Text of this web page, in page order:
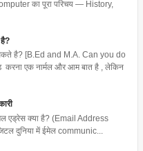
का पूरा परिचय — History,
है? [B.Ed and M.A. Can you do
एक नार्मल और आम बात है , लेकिन
एड्रेस क्या है? (Email Address
दुनिया में ईमेल communic...